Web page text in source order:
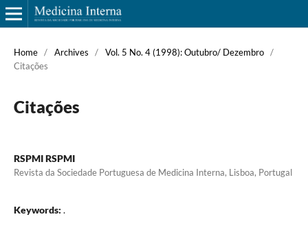
Home / Archives / Vol. 5 No. 4 (1998): Outubro/ Dezembro /
Citações
Citações
RSPMI RSPMI
Revista da Sociedade Portuguesa de Medicina Interna, Lisboa, Portugal
Keywords: .